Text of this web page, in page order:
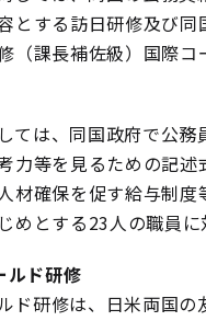
とする訪日研修及び
（課長補佐級）国際
ては、同国政府で公
力等を見るための記
材確保を促す給与制
めとする23人の職員に
ルド研修
ド研修は、日米両国